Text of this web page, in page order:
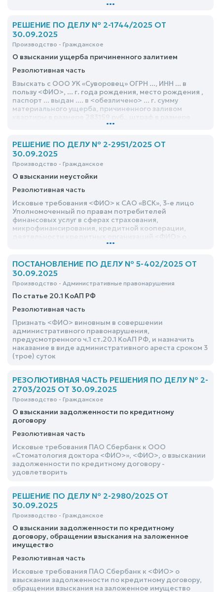
кадастра и картографии по <обезличено>, о
процентов за пользование чужими денежными
средствами, удовлетворить частично
РЕШЕНИЕ ПО ДЕЛУ № 2-1744/2025 ОТ
30.09.2025
Производство - Гражданское
О взыскании ущерба причиненного залитием
Резолютивная часть
Взыскать с ООО УК «Суворовец» ОГРН ..., ИНН ... в
пользу <ФИО>, ... г. года рождения, место рождения ,
паспорт ... выдан .... в <обезличено> ... г. сумму
материального ущерба, причиненного заливом
141579,50 руб., расходы по оплате досудебного
расходы по оплате услуг представителя в размере
40000 руб., расходы по оплате государственной
пошлины в размере 6031,59 руб
...
РЕШЕНИЕ ПО ДЕЛУ № 2-2951/2025 ОТ
30.09.2025
Производство - Гражданское
О взыскании неустойки
Резолютивная часть
Исковые требования <ФИО> к САО «ВСК», 3-е лицо
Уполномоченный по правам потребителей
финансовых услуг в сферах страхования,
микрофинансирования, кредитной кооперации,
деятельности кредитных организаций <ФИО> о
взыскании неустойки удовлетворить частично
...
ПОСТАНОВЛЕНИЕ ПО ДЕЛУ № 5-402/2025 ОТ
30.09.2025
Производство - Административные правонарушения
По статье 20.1 КоАП РФ
Резолютивная часть
Признать <ФИО> виновным в совершении
административного правонарушения,
предусмотренного ч.1 ст.20.1 КоАП РФ, и назначить
наказание в виде административного ареста сроком 3
(трое) суток
РЕЗОЛЮТИВНАЯ ЧАСТЬ РЕШЕНИЯ ПО ДЕЛУ № 2-
2703/2025 ОТ 30.09.2025
Производство - Гражданское
О взыскании задолженности по кредитному
договору
Резолютивная часть
Исковые требования ПАО Сбербанк к ООО
«Стоматология доктора <ФИО>», <ФИО>, о взыскании
задолженности по кредитному договору -
удовлетворить
РЕШЕНИЕ ПО ДЕЛУ № 2-2980/2025 ОТ
30.09.2025
Производство - Гражданское
О взыскании задолженности по кредитному
договору, обращении взыскания на заложенное
имущество
Резолютивная часть
Исковые требования ПАО Сбербанк к <ФИО> о
взыскании задолженности по кредитному договору,
обращении взыскания на заложенное имущество